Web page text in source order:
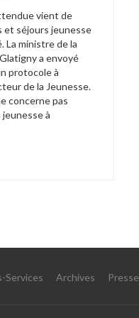
vient de
et séjours jeunesse
La ministre de la
a envoyé
protocole à
de la Jeunesse.
concerne pas
à
Services Archives Presse